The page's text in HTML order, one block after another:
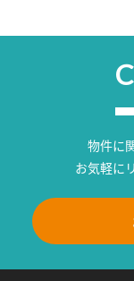
物件に
お気軽に